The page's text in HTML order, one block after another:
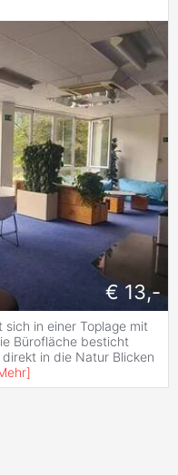
€ 13,-
in einer Toplage mit
Bürofläche besticht
in die Natur Blicken
]